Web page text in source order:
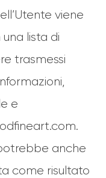
viene
lista di
trasmessi
e
anche
come risultato